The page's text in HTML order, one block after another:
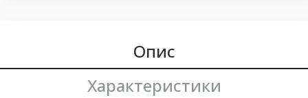
каретка Класс точности H
Супер-грузоподъемные профильные
Опис
Характеристики